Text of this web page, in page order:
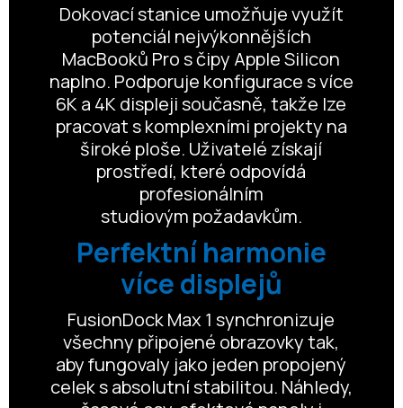
Dokovací stanice umožňuje využít
potenciál nejvýkonnějších
MacBooků Pro s čipy Apple Silicon
naplno. Podporuje konfigurace s více
6K a 4K displeji současně, takže lze
pracovat s komplexními projekty na
široké ploše. Uživatelé získají
prostředí, které odpovídá
profesionálním
studiovým požadavkům.
Perfektní harmonie
více displejů
FusionDock Max 1 synchronizuje
všechny připojené obrazovky tak,
aby fungovaly jako jeden propojený
celek s absolutní stabilitou. Náhledy,